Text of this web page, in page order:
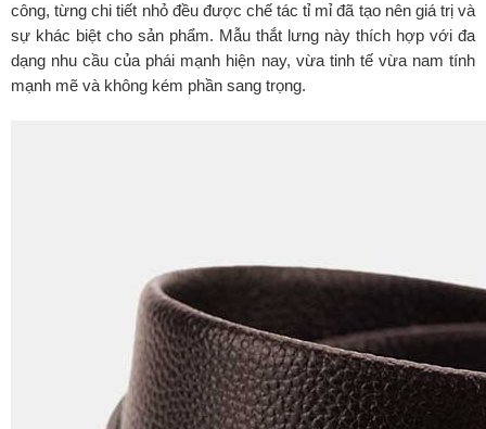
công, từng chi tiết nhỏ đều được chế tác tỉ mỉ đã tạo nên giá trị và
sự khác biệt cho sản phẩm. Mẫu thắt lưng này thích hợp với đa
dạng nhu cầu của phái mạnh hiện nay, vừa tinh tế vừa nam tính
mạnh mẽ và không kém phần sang trọng.